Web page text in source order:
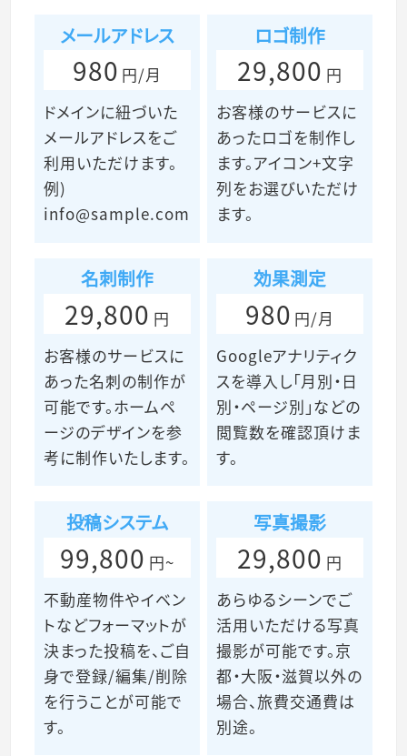
メールアドレス
980 円/月
ドメインに紐づいた
メールアドレスをご
利用いただけます。
例)
info@sample.com
ロゴ制作
29,800 円
お客様のサービスに
あったロゴを制作し
ます。アイコン+文字
列をお選びいただけ
ます。
名刺制作
29,800 円
お客様のサービスに
あった名刺の制作が
可能です。ホームペ
ージのデザインを参
考に制作いたします。
効果測定
980 円/月
Googleアナリティク
スを導入し「月別・日
別・ページ別」などの
閲覧数を確認頂けま
す。
投稿システム
99,800 円~
不動産物件やイベン
トなどフォーマットが
決まった投稿を、ご自
身で登録/編集/削除
を行うことが可能で
す。
写真撮影
29,800 円
あらゆるシーンでご
活用いただける写真
撮影が可能です。京
都・大阪・滋賀以外の
場合、旅費交通費は
別途。